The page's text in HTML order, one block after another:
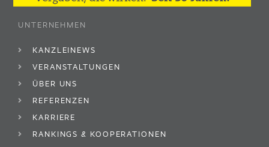
UNTERNEHMEN
KANZLEINEWS
VERANSTALTUNGEN
ÜBER UNS
REFERENZEN
KARRIERE
RANKINGS & KOOPERATIONEN